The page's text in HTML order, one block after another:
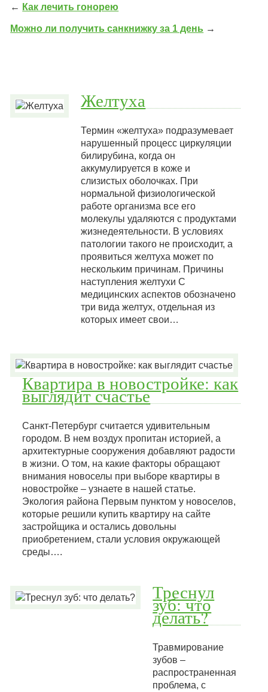
← Как лечить гонорею
Можно ли получить санкнижку за 1 день →
Желтуха
Термин «желтуха» подразумевает
нарушенный процесс циркуляции
билирубина, когда он
аккумулируется в коже и
слизистых оболочках. При
нормальной физиологической
работе организма все его
молекулы удаляются с продуктами
жизнедеятельности. В условиях
патологии такого не происходит, а
проявиться желтуха может по
нескольким причинам. Причины
наступления желтухи С
медицинских аспектов обозначено
три вида желтух, отдельная из
которых имеет свои…
Квартира в новостройке: как
выглядит счастье
Санкт-Петербург считается удивительным
городом. В нем воздух пропитан историей, а
архитектурные сооружения добавляют радости
в жизни. О том, на какие факторы обращают
внимания новоселы при выборе квартиры в
новостройке – узнаете в нашей статье.
Экология района Первым пунктом у новоселов,
которые решили купить квартиру на сайте
застройщика и остались довольны
приобретением, стали условия окружающей
среды….
Треснул
зуб: что
делать?
Травмирование
зубов –
распространенная
проблема, с